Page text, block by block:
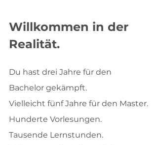
Willkommen in der
Realität.
Du hast drei Jahre für den
Bachelor gekämpft.
Vielleicht fünf Jahre für den Master.
Hunderte Vorlesungen.
Tausende Lernstunden.